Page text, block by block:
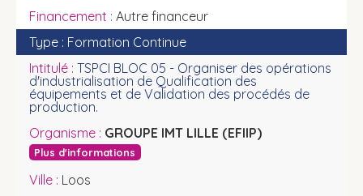
Autre financeur
Formation Continue
TSPCI BLOC 05 - Organiser des opérations
d'industrialisation de Qualification des
équipements et de Validation des procédés de
production.
GROUPE IMT LILLE (EFIIP)
Plus d'informations
Loos